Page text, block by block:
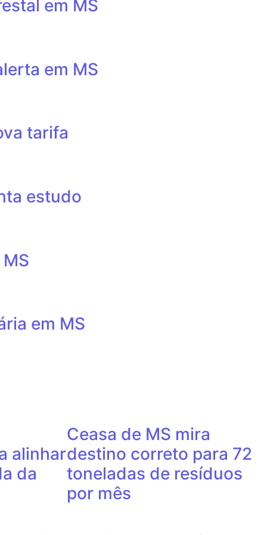
em MS
em MS
tarifa
estudo
em MS
alinhar
da
Ceasa de MS mira
destino correto para 72
toneladas de resíduos
por mês